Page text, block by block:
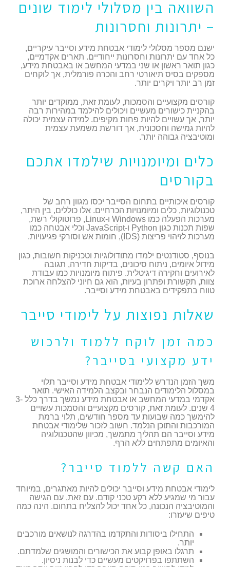
השוואה בין מסלולי לימוד שונים
– יתרונות וחסרונות
ישנם מספר מסלולי לימודי אבטחת מידע וסייבר עיקריים,
כל אחד עם יתרונות וחסרונות ייחודיים. תארים אקדמיים,
כגון תואר ראשון או שני במדעי המחשב או באבטחת מידע,
מספקים בסיס תיאורטי רחב והכרה פורמלית, אך לוקחים
זמן רב יותר ויקרים יותר.
קורסים מקצועיים והסמכות, לעומת זאת, ממוקדים יותר
בהקניית כישורים מעשיים ויכולים להילמד במהירות רבה
יותר, אך עשויים להיות פחות מקיפים. למידה עצמית יכולה
להיות גמישה וחסכונית, אך דורשת משמעת עצמית
ומוטיבציה גבוהה יותר.
כלים ומיומנויות שילמדו אתכם
בקורסים
קורסים איכותיים בתחום הסייבר יכסו מגוון רחב של
טכנולוגיות, כלים ומיומנויות הכרחיים. אלו כוללים, בין היתר,
מערכות הפעלה כמו Windows ו-Linux, פרוטוקולי רשת,
שפות תכנות כגון Python ו-JavaScript וכלי אבטחה כמו
מערכות לזיהוי פריצות (IDS), חומות אש וסורקי פגיעויות.
בנוסף, סטודנטים ילמדו מתודולוגיות וטכניקות חשובות, כגון
מידול איומים, ניתוח סיכונים, בדיקות חדירה, תגובה
לאירועים וחקירה דיגיטלית. פיתוח מיומנויות כמו עבודת
צוות, תקשורת ופתרון בעיות, הוא גם חיוני להצלחה ארוכת
טווח בתפקידים באבטחת מידע וסייבר.
שאלות נפוצות על לימודי סייבר
כמה זמן לוקח ללמוד ולרכוש
ידע מקצועי בסייבר?
משך הזמן הנדרש ללימודי אבטחת מידע וסייבר תלוי
במסלול הלימודים הנבחר ובקצב הלמידה האישי. תואר
אקדמי במדעי המחשב או אבטחת מידע נמשך בדרך כלל 3-
4 שנים. לעומת זאת, קורסים מקצועיים והסמכות עשויים
להימשך כמה שבועות עד מספר חודשים, תלוי ברמת
המורכבות והתוכן הנלמד. חשוב לזכור שלימודי אבטחת
מידע וסייבר הם תהליך מתמשך, מכיוון שהטכנולוגיה
והאיומים מתפתחים ללא הרף.
האם קשה ללמוד סייבר?
לימודי אבטחת מידע וסייבר יכולים להיות מאתגרים, במיוחד
עבור מי שמגיע ללא רקע טכני קודם. עם זאת, עם הגישה
והמוטיבציה הנכונה, כל אחד יכול להצליח בתחום. הינה כמה
טיפים שיעזרו:
התחילו ביסודות והתקדמו בהדרגה לנושאים מורכבים
יותר.
תרגלו באופן קבוע את הכישורים והמושגים שלמדתם.
השתתפו בפרויקטים מעשיים כדי לבנות ניסיון.